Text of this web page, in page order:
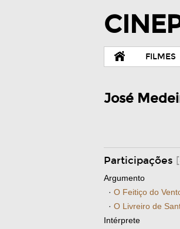
FILMES
José
Participações
Argumento
· O Feitiço do
· O Livreiro de
Intérprete